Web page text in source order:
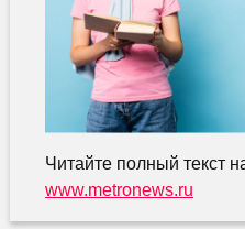
Читайте полный текст
www.metronews.ru